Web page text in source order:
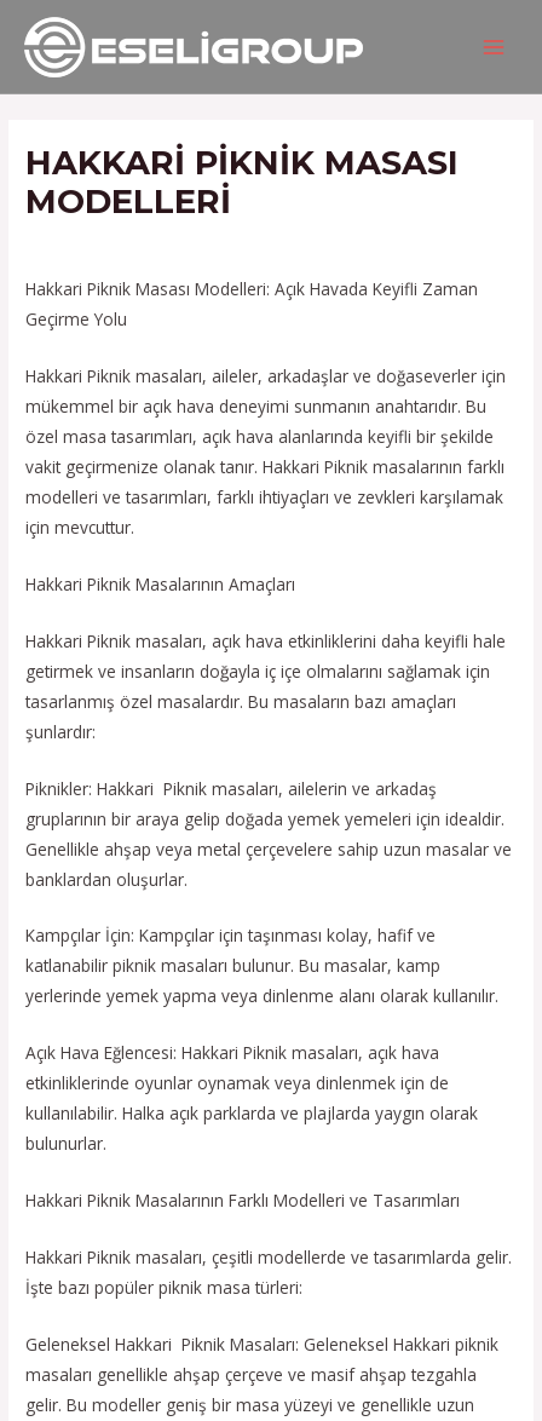
İçeriğe
atla
HAKKARI PIKNIK MASASI
MODELLERI
Hakkari Piknik Masası Modelleri: Açık Havada Keyifli Zaman
Geçirme Yolu
Hakkari Piknik masaları, aileler, arkadaşlar ve doğaseverler için
mükemmel bir açık hava deneyimi sunmanın anahtarıdır. Bu
özel masa tasarımları, açık hava alanlarında keyifli bir şekilde
vakit geçirmenize olanak tanır. Hakkari Piknik masalarının farklı
modelleri ve tasarımları, farklı ihtiyaçları ve zevkleri karşılamak
için mevcuttur.
Hakkari Piknik Masalarının Amaçları
Hakkari Piknik masaları, açık hava etkinliklerini daha keyifli hale
getirmek ve insanların doğayla iç içe olmalarını sağlamak için
tasarlanmış özel masalardır. Bu masaların bazı amaçları
şunlardır:
Piknikler: Hakkari Piknik masaları, ailelerin ve arkadaş
gruplarının bir araya gelip doğada yemek yemeleri için idealdir.
Genellikle ahşap veya metal çerçevelere sahip uzun masalar ve
banklardan oluşurlar.
Kampçılar İçin: Kampçılar için taşınması kolay, hafif ve
katlanabilir piknik masaları bulunur. Bu masalar, kamp
yerlerinde yemek yapma veya dinlenme alanı olarak kullanılır.
Açık Hava Eğlencesi: Hakkari Piknik masaları, açık hava
etkinliklerinde oyunlar oynamak veya dinlenmek için de
kullanılabilir. Halka açık parklarda ve plajlarda yaygın olarak
bulunurlar.
Hakkari Piknik Masalarının Farklı Modelleri ve Tasarımları
Hakkari Piknik masaları, çeşitli modellerde ve tasarımlarda gelir.
İşte bazı popüler piknik masa türleri:
Geleneksel Hakkari Piknik Masaları: Geleneksel Hakkari piknik
masaları genellikle ahşap çerçeve ve masif ahşap tezgahla
gelir. Bu modeller geniş bir masa yüzeyi ve genellikle uzun
Yazı
gezinmesi